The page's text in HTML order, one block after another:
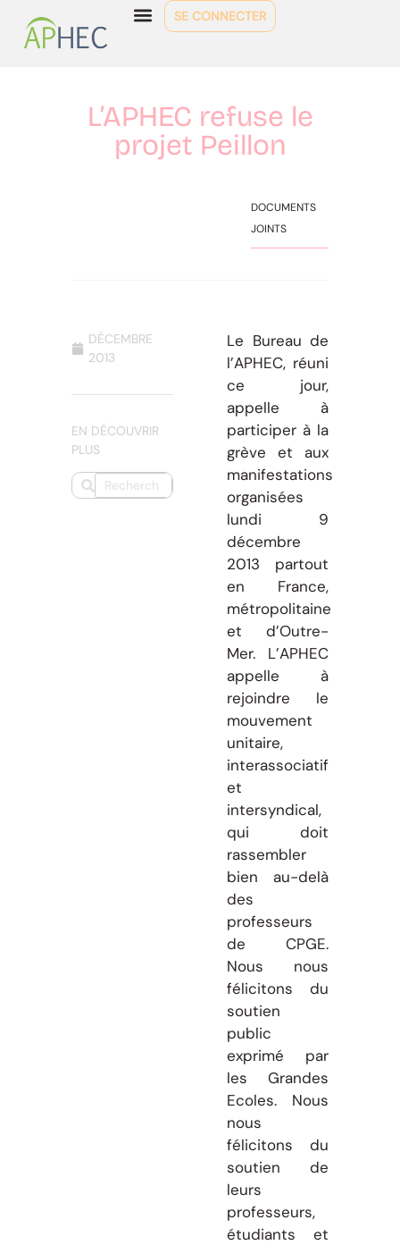
SE CONNECTER
L’APHEC refuse le
projet Peillon
DOCUMENTS
JOINTS
DÉCEMBRE
2013
EN DÉCOUVRIR
PLUS
Le Bureau de
l’APHEC, réuni
ce jour,
appelle à
participer à la
grève et aux
manifestations
organisées
lundi 9
décembre
2013 partout
en France,
métropolitaine
et d’Outre-
Mer. L’APHEC
appelle à
rejoindre le
mouvement
unitaire,
interassociatif
et
intersyndical,
qui doit
rassembler
bien au-delà
des
professeurs
de CPGE.
Nous nous
félicitons du
soutien
public
exprimé par
les Grandes
Ecoles. Nous
nous
félicitons du
soutien de
leurs
professeurs,
étudiants et